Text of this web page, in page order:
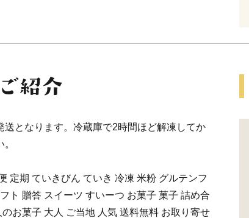
送となります。冷蔵庫で2時間ほど解凍してか
定期 ていきびん ていき 冷凍 米粉 グルテンフ
ト 贈答 スイーツ すいーつ お菓子 菓子 詰め合
お菓子 大人 ご当地 人気 送料無料 お取り寄せ